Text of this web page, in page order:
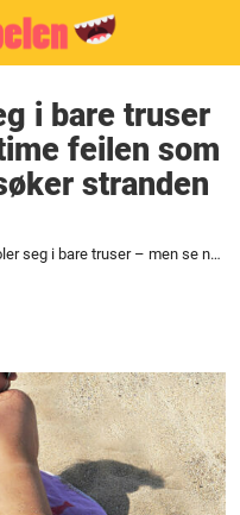
i bare truser
feilen som
stranden
21-åringen soler seg i bare truser – men se nå den intime feilen som gjør at hun aldri besøker stranden igjen